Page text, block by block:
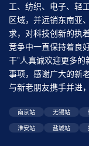
工、纺织、电子、轻
区域，并远销东南亚
求，对科技创新的执
竞争中一直保持着良
干”人真诚欢迎更多
事项，感谢广大的新
与新老朋友携手并进
南京站 无锡站
淮安站 盐城站